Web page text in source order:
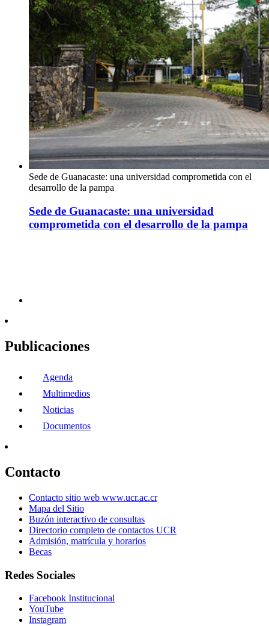
Sede de Guanacaste: una universidad comprometida con el
desarrollo de la pampa
Sede de Guanacaste: una universidad
comprometida con el desarrollo de la pampa
Publicaciones
Agenda
Multimedios
Noticias
Documentos
Contacto
Contacto sitio web www.ucr.ac.cr
Mapa del Sitio
Buzón interactivo de consultas
Directorio completo de contactos UCR
Admisión, matrícula y horarios
Becas
Redes Sociales
Facebook Institucional
YouTube
Instagram